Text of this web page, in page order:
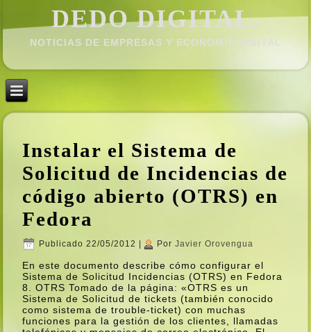
DEDO DIGITAL.
NOTICIAS DE EMPRESAS Y ECONOMÍ­A DIGITAL
Instalar el Sistema de
Solicitud de Incidencias de
código abierto (OTRS) en
Fedora
Publicado 22/05/2012 Por Javier Orovengua
En este documento describe cómo configurar el
Sistema de Solicitud Incidencias (OTRS) en Fedora
8. OTRS Tomado de la página: «OTRS es un
Sistema de Solicitud de tickets (también conocido
como sistema de trouble-ticket) con muchas
funciones para la gestión de los clientes, llamadas